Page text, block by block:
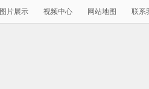
图片展示 视频中心 网站地图 联系